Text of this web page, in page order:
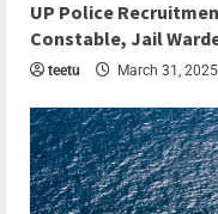
UP Police
Constable, Jail
teetu March 31, 2025